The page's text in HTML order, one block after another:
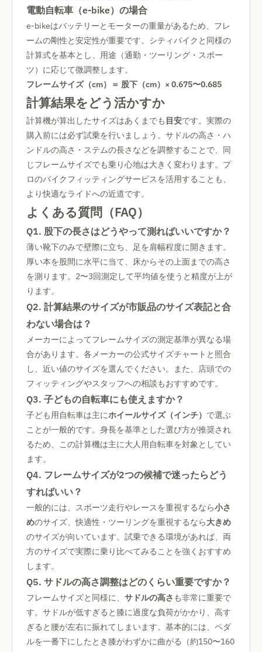
電動自転車（e-bike）の場合
e-bikeはバッテリーとモーターの重量があるため、フレ
ームの剛性と安定性が重要です。シティバイクと同様の
計算式を基本とし、用途（通勤・ツーリング・スポー
ツ）に応じて微調整します。
フレームサイズ（cm）＝ 股下（cm）× 0.675〜0.685
計算結果をどう活かすか
計算機が算出したサイズはあくまでも 目安です。実際の
購入前には必ず試乗を行いましょう。サドルの高さ・ハ
ンドルの高さ・ステムの長さなどを調整することで、同
じフレームサイズでも乗り心地は大きく変わります。プ
ロのバイクフィッティングサービスを活用することも、
より快適なライドへの近道です。
よくある質問（FAQ）
Q1. 股下の長さはどうやって測ればいいですか？
薄い靴下のみで壁際に立ち、足を肩幅程度に開きます。
厚い本を股間に水平に当て、床からその上面までの高さ
を測ります。2〜3回測定して平均値を使うと精度が上が
ります。
Q2. 計算結果のサイズが市販品のサイズ表記と合
わない場合は？
メーカーによってフレームサイズの測定基準が異なる場
合があります。各メーカーの公式サイズチャートと照合
し、近い値のサイズを選んでください。また、店頭での
フィッティングやスタッフへの相談もおすすめです。
Q3. 子どもの自転車にも使えますか？
子ども用自転車は主にホイールサイズ（インチ） で選ぶ
ことが一般的です。身長を基準とした選び方が推奨され
るため、この計算機は主に大人用自転車を対象としてい
ます。
Q4. フレームサイズが2つの候補で迷ったらどう
すればいい？
一般的には、スポーツ走行やレースを重視するなら小さ
めのサイズ、快適性・ツーリングを重視するなら大きめ
のサイズが向いています。試乗できる環境があれば、両
方のサイズで実際に乗り比べてみることを強くおすすめ
します。
Q5. サドルの高さ調整はどのくらい重要ですか？
フレームサイズと同様に、 サドルの高さ も非常に重要で
す。サドルが低すぎると膝に過度な負荷がかかり、高す
ぎると腰が左右に振れてしまいます。基本的には、ペダ
ルを一番下にしたとき膝がわずかに曲がる（約150〜160